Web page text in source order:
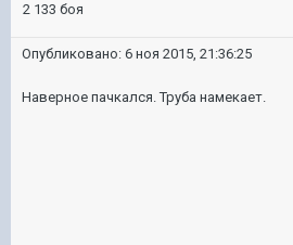
2 133 боя
Опубликовано: 6 ноя 2015, 21:36:25
Наверное пачкался. Труба намекает.